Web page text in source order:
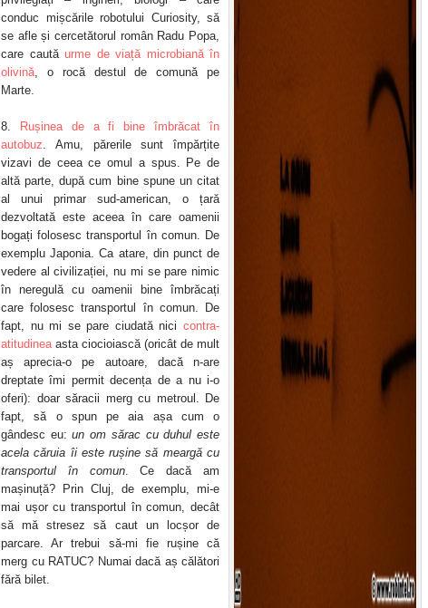
conduc mișcările robotului Curiosity, să
se afle și cercetătorul român Radu Popa,
care caută urme de viață microbiană în
olivină, o rocă destul de comună pe
Marte.
Rușinea de a fi bine îmbrăcat în
autobuz. Amu, părerile sunt împărțite
vizavi de ceea ce omul a spus. Pe de
altă parte, după cum bine spune un citat
al unui primar sud-american, o țară
dezvoltată este aceea în care oamenii
bogați folosesc transportul în comun. De
exemplu Japonia. Ca atare, din punct de
vedere al civilizației, nu mi se pare nimic
în neregulă cu oamenii bine îmbrăcați
care folosesc transportul în comun. De
fapt, nu mi se pare ciudată nici contra-
atitudineaasta ciocioiască (oricât de mult
aș aprecia-o pe autoare, dacă n-are
dreptate îmi permit decența de a nu i-o
oferi): doar săracii merg cu metroul. De
fapt, să o spun pe aia așa cum o
gândesc eu:un om sărac cu duhul este
acela căruia îi este rușine să meargă cu
transportul în comun. Ce dacă am
mașinuță? Prin Cluj, de exemplu, mi-e
mai ușor cu transportul în comun, decât
să mă stresez să caut un locșor de
parcare. Ar trebui să-mi fie rușine că
merg cu RATUC? Numai dacă aș călători
fără bilet.